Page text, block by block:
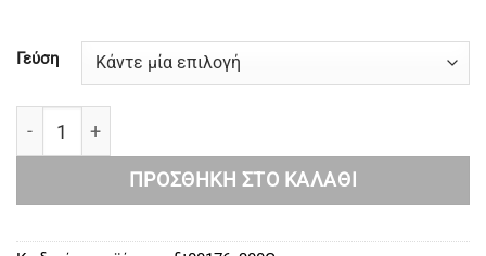
Γεύση
ΠΡΟΣΘΉΚΗ ΣΤΟ ΚΑΛΆΘΙ